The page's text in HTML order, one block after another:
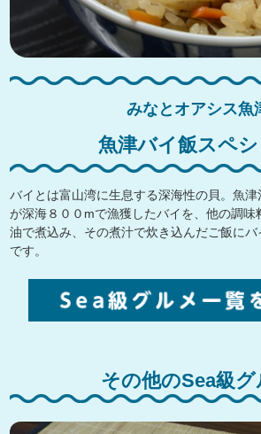
みなとオアシス魚
魚津バイ飯スペ
バイとは富山湾に生息する深海性の貝。魚
が深海８００mで漁獲したバイを、他の調味
油で煮込み、その煮汁で炊き込んだご飯に
です。
その他のSea級グ